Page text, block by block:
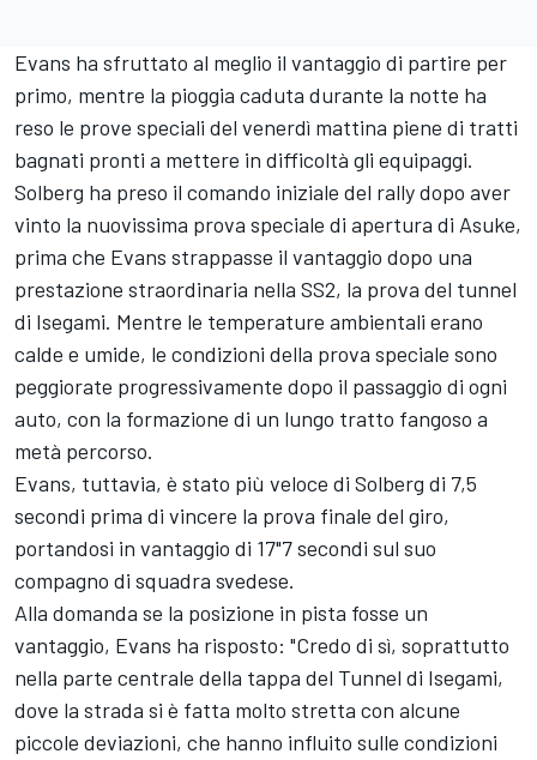
Evans ha sfruttato al meglio il vantaggio di partire per
primo, mentre la pioggia caduta durante la notte ha
reso le prove speciali del venerdì mattina piene di tratti
bagnati pronti a mettere in difficoltà gli equipaggi.
Solberg ha preso il comando iniziale del rally dopo aver
vinto la nuovissima prova speciale di apertura di Asuke,
prima che Evans strappasse il vantaggio dopo una
prestazione straordinaria nella SS2, la prova del tunnel
di Isegami. Mentre le temperature ambientali erano
calde e umide, le condizioni della prova speciale sono
peggiorate progressivamente dopo il passaggio di ogni
auto, con la formazione di un lungo tratto fangoso a
metà percorso.
Evans, tuttavia, è stato più veloce di Solberg di 7,5
secondi prima di vincere la prova finale del giro,
portandosi in vantaggio di 17"7 secondi sul suo
compagno di squadra svedese.
Alla domanda se la posizione in pista fosse un
vantaggio, Evans ha risposto: "Credo di sì, soprattutto
nella parte centrale della tappa del Tunnel di Isegami,
dove la strada si è fatta molto stretta con alcune
piccole deviazioni, che hanno influito sulle condizioni